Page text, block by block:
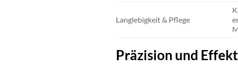
Langlebigkeit & Pflege
Präzision und